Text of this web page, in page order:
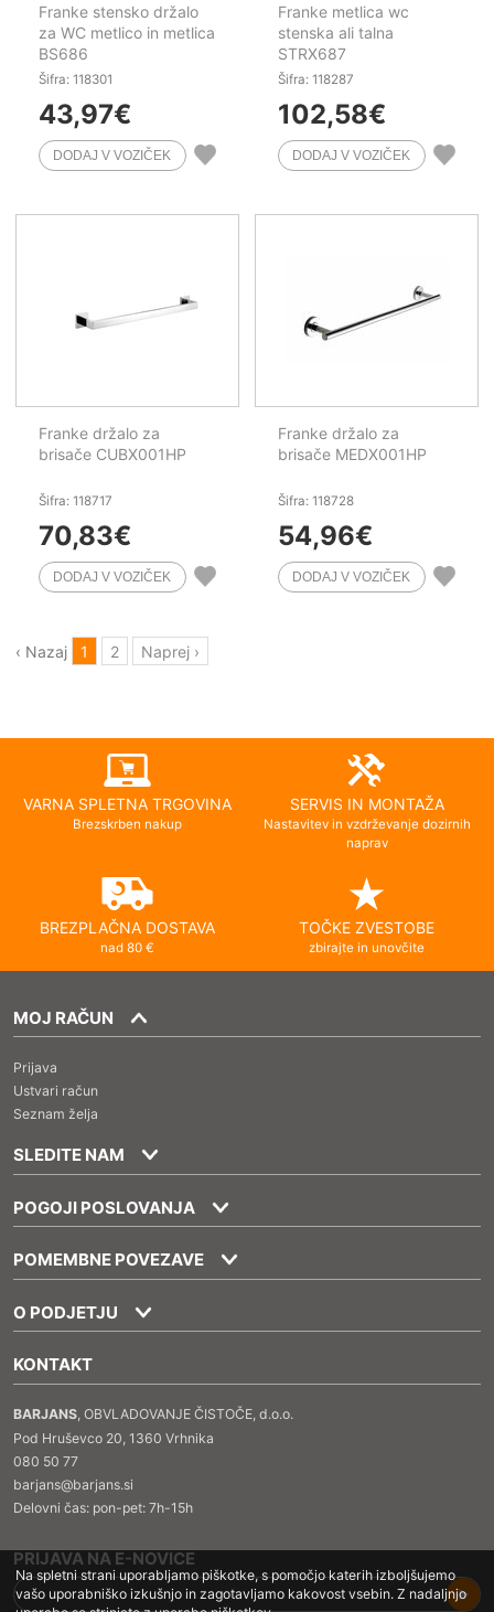
Franke stensko držalo
za WC metlico in metlica
BS686
Šifra: 118301
43,97€
Franke metlica wc
stenska ali talna
STRX687
Šifra: 118287
102,58€
Franke držalo za
brisače CUBX001HP
Šifra: 118717
70,83€
Franke držalo za
brisače MEDX001HP
Šifra: 118728
54,96€
‹ Nazaj 1 2 Naprej ›
VARNA SPLETNA TRGOVINA
Brezskrben nakup
SERVIS IN MONTAŽA
Nastavitev in vzdrževanje dozirnih
naprav
BREZPLAČNA DOSTAVA
nad 80 €
TOČKE ZVESTOBE
zbirajte in unovčite
MOJ RAČUN
Prijava
Ustvari račun
Seznam želja
SLEDITE NAM
POGOJI POSLOVANJA
POMEMBNE POVEZAVE
O PODJETJU
KONTAKT
BARJANS, OBVLADOVANJE ČISTOČE, d.o.o.
Pod Hruševco 20, 1360 Vrhnika
080 50 77
barjans@barjans.si
Delovni čas: pon-pet: 7h-15h
PRIJAVA NA E-NOVICE
Na spletni strani uporabljamo piškotke, s pomočjo katerih izboljšujemo
vašo uporabniško izkušnjo in zagotavljamo kakovost vsebin. Z nadaljnjo